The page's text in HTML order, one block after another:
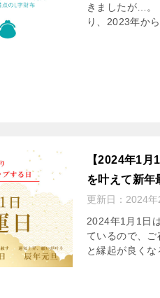
きましたが…。
り、2023年か
【2024年1
を叶えて新年
更新日： 2024年
2024年1月1日
ているので、
と縁起が良く